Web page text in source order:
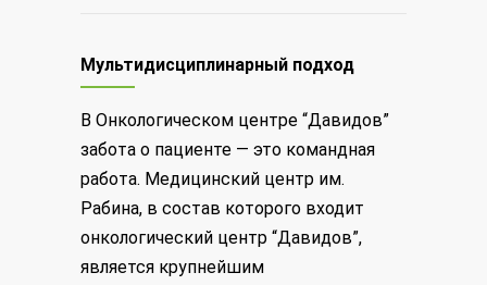
Мультидисциплинарный подход
В Онкологическом центре “Давидов”
забота о пациенте — это командная
работа. Медицинский центр им.
Рабина, в состав которого входит
онкологический центр “Давидов”,
является крупнейшим